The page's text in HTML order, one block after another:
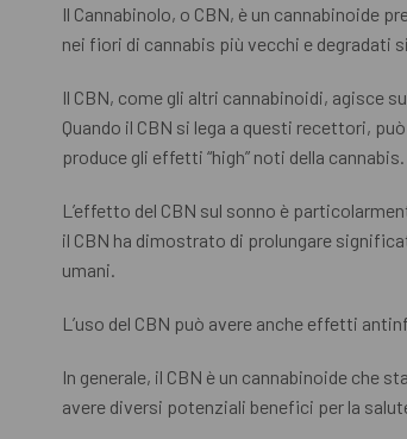
Il Cannabinolo, o CBN, è un cannabinoide
nei fiori di cannabis più vecchi e degradati
Il CBN, come gli altri cannabinoidi, agisce
Quando il CBN si lega a questi recettori,
produce gli effetti “high” noti della cannabis.
L’effetto del CBN sul sonno è
il CBN ha dimostrato di prolungare
umani.
L’uso del CBN può avere anche effetti
In generale, il CBN è un cannabinoide
avere diversi potenziali benefici per la